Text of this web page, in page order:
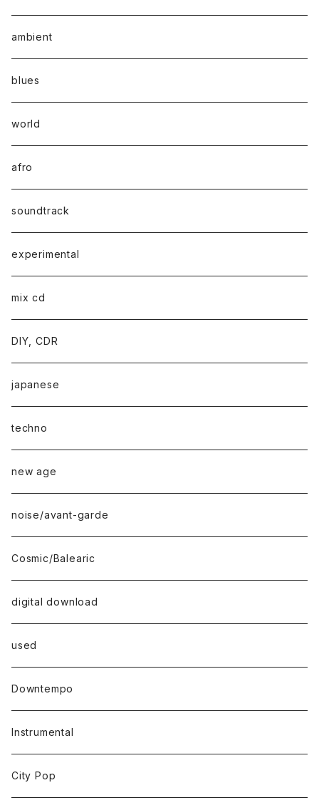
ambient
blues
world
afro
soundtrack
experimental
mix cd
DIY, CDR
japanese
techno
new age
noise/avant-garde
Cosmic/Balearic
digital download
used
Downtempo
Instrumental
City Pop